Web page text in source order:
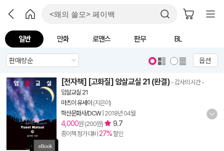
일반 만화 로맨스 판무 BL
옵션
[전자책] [고화질] 암살교실 21 (완결) - 감사의 시간-
암살교실 21
마츠이 유세이 (지은이)
학산문화사/DCW| 2018년 04월
4,000원 (200원) 9.7
종이책 정가 대비 27%할인